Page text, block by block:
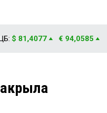
$ 81,4077 € 94,0585